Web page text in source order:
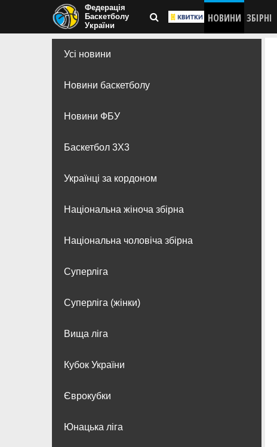
Федерація
Баскетболу
України
НОВИНИ ЗБІРНІ
Усі новини
Новини баскетболу
Новини ФБУ
Баскетбол 3Х3
Українці за кордоном
Національна жіноча збірна
Національна чоловіча збірна
Суперліга
Суперліга (жінки)
Вища лiга
Кубок України
Єврокубки
Юнацька ліга